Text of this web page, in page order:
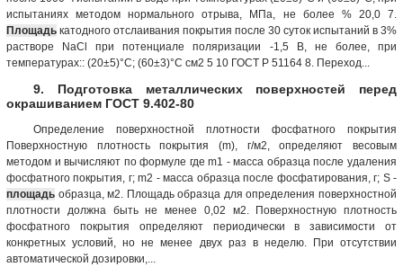
испытаниях методом нормального отрыва, МПа, не более % 20,0 7.
Площадь катодного отслаивания покрытия после 30 суток испытаний в 3%
растворе NaCl при потенциале поляризации -1,5 В, не более, при
температурах:: (20±5)°С; (60±3)°С см2 5 10 ГОСТ Р 51164 8. Переход...
9. Подготовка металлических поверхностей перед
окрашиванием ГОСТ 9.402-80
Определение поверхностной плотности фосфатного покрытия
Поверхностную плотность покрытия (m), г/м2, определяют весовым
методом и вычисляют по формуле где m1 - мacca образца после удаления
фосфатного покрытия, г; m2 - масса образца после фосфатирования, г; S -
площадь образца, м2. Площадь образца для определения поверхностной
плотности должна быть не менее 0,02 м2. Поверхностную плотность
фосфатного покрытия определяют периодически в зависимости от
конкретных условий, но не менее двух раз в неделю. При отсутствии
автоматической дозировки,...